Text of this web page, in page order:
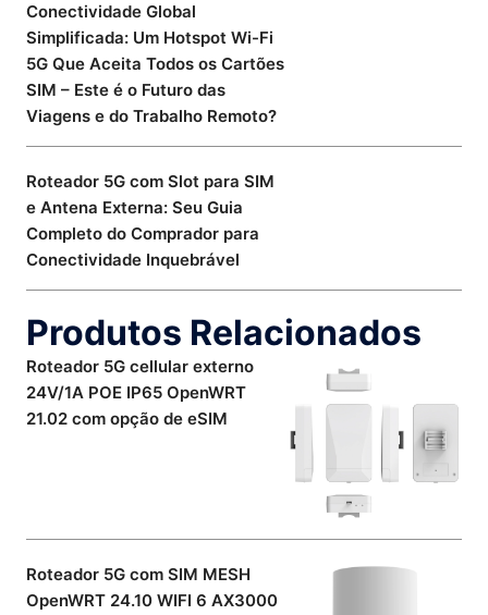
Conectividade Global
Simplificada: Um Hotspot Wi-Fi
5G Que Aceita Todos os Cartões
SIM – Este é o Futuro das
Viagens e do Trabalho Remoto?
Roteador 5G com Slot para SIM
e Antena Externa: Seu Guia
Completo do Comprador para
Conectividade Inquebrável
Produtos Relacionados
Roteador 5G cellular externo
24V/1A POE IP65 OpenWRT
21.02 com opção de eSIM
Roteador 5G com SIM MESH
OpenWRT 24.10 WIFI 6 AX3000